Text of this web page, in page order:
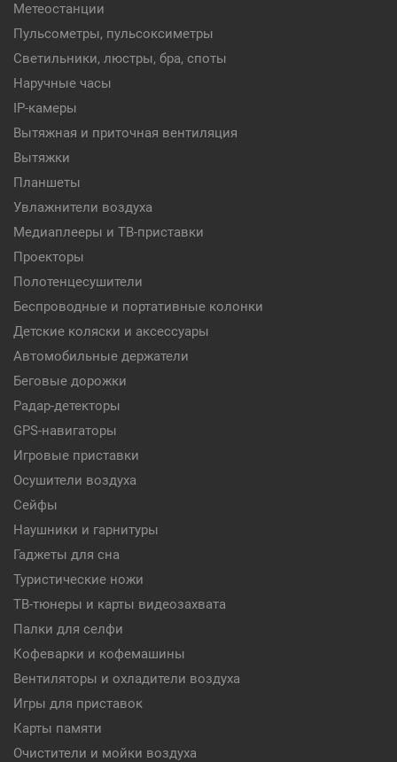
Метеостанции
Пульсометры, пульсоксиметры
Светильники, люстры, бра, споты
Наручные часы
IP-камеры
Вытяжная и приточная вентиляция
Вытяжки
Планшеты
Увлажнители воздуха
Медиаплееры и ТВ-приставки
Проекторы
Полотенцесушители
Беспроводные и портативные колонки
Детские коляски и аксессуары
Автомобильные держатели
Беговые дорожки
Радар-детекторы
GPS-навигаторы
Игровые приставки
Осушители воздуха
Сейфы
Наушники и гарнитуры
Гаджеты для сна
Туристические ножи
ТВ-тюнеры и карты видеозахвата
Палки для селфи
Кофеварки и кофемашины
Вентиляторы и охладители воздуха
Игры для приставок
Карты памяти
Очистители и мойки воздуха